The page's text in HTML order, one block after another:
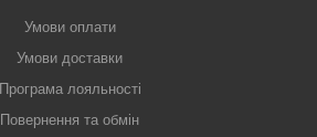
Умови оплати
Умови доставки
Програма лояльності
Повернення та обмін